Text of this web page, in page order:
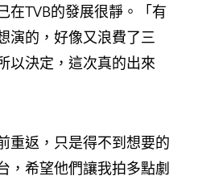
在TVB的發展很靜。「有
演的，好像又浪費了三
以決定，這次真的出來
重返，只是得不到想要的
，希望他們讓我拍多點劇